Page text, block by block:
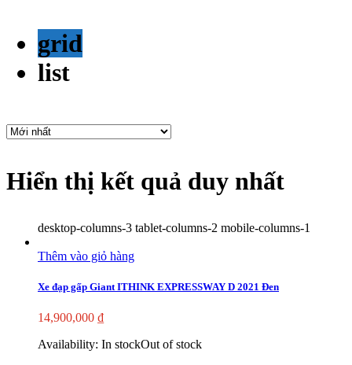
grid
list
Hiển thị kết quả duy nhất
desktop-columns-3 tablet-columns-2 mobile-columns-1
Thêm vào giỏ hàng
Xe đạp gấp Giant ITHINK EXPRESSWAY D 2021 Đen
14,900,000 ₫
Availability: In stockOut of stock